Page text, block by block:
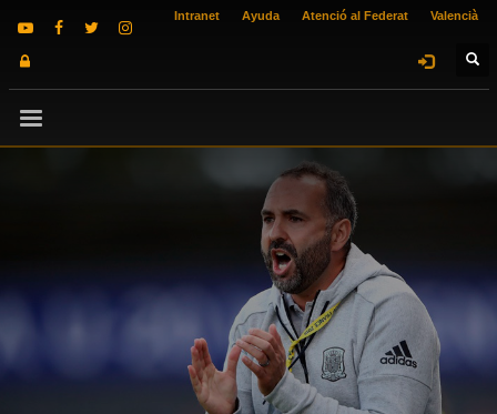
Intranet Ayuda Atenció al Federat Valencià